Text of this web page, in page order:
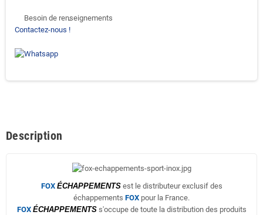
support-agent
Besoin de renseignements
Contactez-nous !
Description
FOX ÉCHAPPEMENTSest le distributeur exclusif des
échappements FOX pour la France.
FOX ÉCHAPPEMENTSs'occupe de toute la distribution des produits